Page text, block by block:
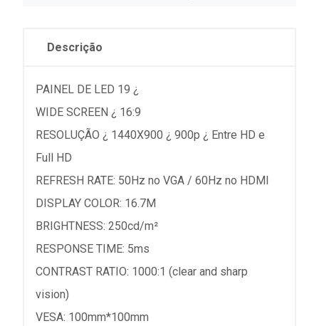
Descrição
PAINEL DE LED 19 ¿
WIDE SCREEN ¿ 16:9
RESOLUÇÃO ¿ 1440X900 ¿ 900p ¿ Entre HD e
Full HD
REFRESH RATE: 50Hz no VGA / 60Hz no HDMI
DISPLAY COLOR: 16.7M
BRIGHTNESS: 250cd/m²
RESPONSE TIME: 5ms
CONTRAST RATIO: 1000:1 (clear and sharp
vision)
VESA: 100mm*100mm